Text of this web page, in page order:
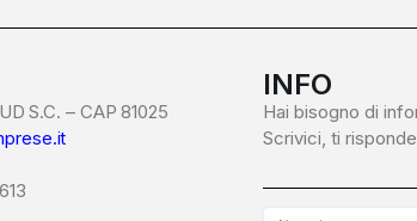
S.C. – CAP 81025
INFO
Hai bisogno di
Scrivici, ti